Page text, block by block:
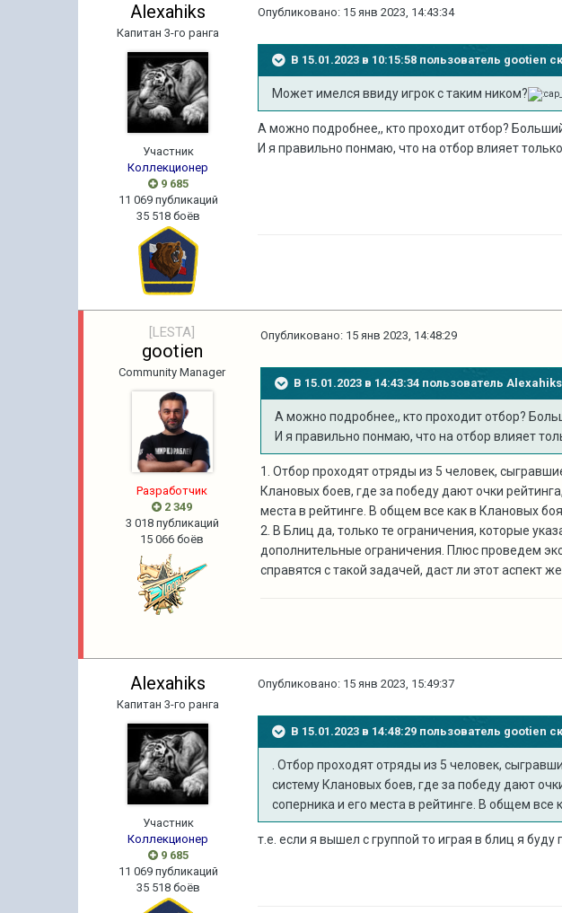
Alexahiks
Капитан 3-го ранга
Участник
Коллекционер
9 685
11 069 публикаций
35 518 боёв
Опубликовано: 15 янв 2023, 14:43:34
В 15.01.2023 в 10:15:58 пользователь gootien
Может имелся ввиду игрок с таким ником?
А можно подробнее,, кто проходит отбор?
И я правильно понмаю, что на отбор влияет
[LESTA]
gootien
Community Manager
Pазработчик
2 349
3 018 публикаций
15 066 боёв
Опубликовано: 15 янв 2023, 14:48:29
В 15.01.2023 в 14:43:34 пользователь Alexahiks
А можно подробнее,, кто проходит отбор?
И я правильно понмаю, что на отбор влияет
1. Отбор проходят отряды из 5 человек,
Клановых боев, где за победу дают очки
места в рейтинге. В общем все как в Клановых
2. В Блиц да, только те ограничения, которые
дополнительные ограничения. Плюс проведем
справятся с такой задачей, даст ли этот аспект
Alexahiks
Капитан 3-го ранга
Участник
Коллекционер
9 685
11 069 публикаций
35 518 боёв
Опубликовано: 15 янв 2023, 15:49:37
В 15.01.2023 в 14:48:29 пользователь gootien
. Отбор проходят отряды из 5 человек,
систему Клановых боев, где за победу дают
соперника и его места в рейтинге. В общем все
т.е. если я вышел с группой то играя в блиц я